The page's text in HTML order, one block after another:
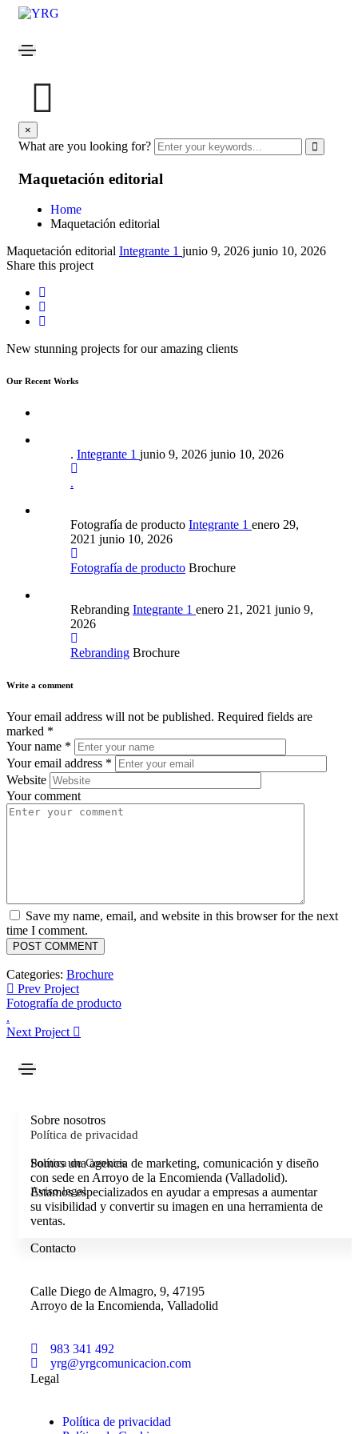
×
What are you looking for?
Maquetación editorial
Home
Maquetación editorial
Maquetación editorial Integrante 1 junio 9, 2026 junio 10, 2026
Share this project
New stunning projects for our amazing clients
Our Recent Works
. Integrante 1 junio 9, 2026 junio 10, 2026
.
Fotografía de producto Integrante 1 enero 29,
2021 junio 10, 2026
Fotografía de producto Brochure
Rebranding Integrante 1 enero 21, 2021 junio 9,
2026
Rebranding Brochure
Write a comment
Your email address will not be published. Required fields are
marked *
Your name *
Your email address *
Website
Your comment
Save my name, email, and website in this browser for the next
time I comment.
Categories: Brochure
Prev Project
Fotografía de producto
.
Next Project
Política de privacidad
Política de Cookies
Aviso legal
Sobre nosotros
Somos una agencia de marketing, comunicación y diseño
con sede en Arroyo de la Encomienda (Valladolid).
Estamos especializados en ayudar a empresas a aumentar
su visibilidad y convertir su imagen en una herramienta de
ventas.
Contacto
Calle Diego de Almagro, 9, 47195
Arroyo de la Encomienda, Valladolid
983 341 492
yrg@yrgcomunicacion.com
Legal
Política de privacidad